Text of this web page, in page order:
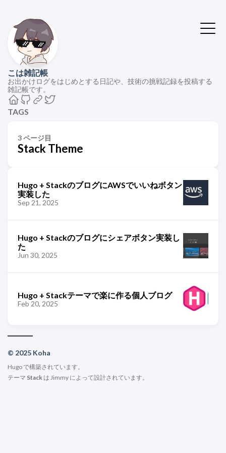
こは雑記帳
お出かけログをはじめとする日記や、技術の挑戦記録を投稿する
雑記帳です。
TAGS
3 ページ目
Stack Theme
Hugo + StackのブログにAWSでいいねボタン
実装した
Sep 21, 2025
Hugo + Stackのブログにシェアボタン実装し
た
Jun 30, 2025
Hugo + Stackテーマで楽に作る個人ブログ
Feb 20, 2025
© 2025 Koha
Hugoで構築されています。
テーマ Stack は Jimmy によって設計されています。